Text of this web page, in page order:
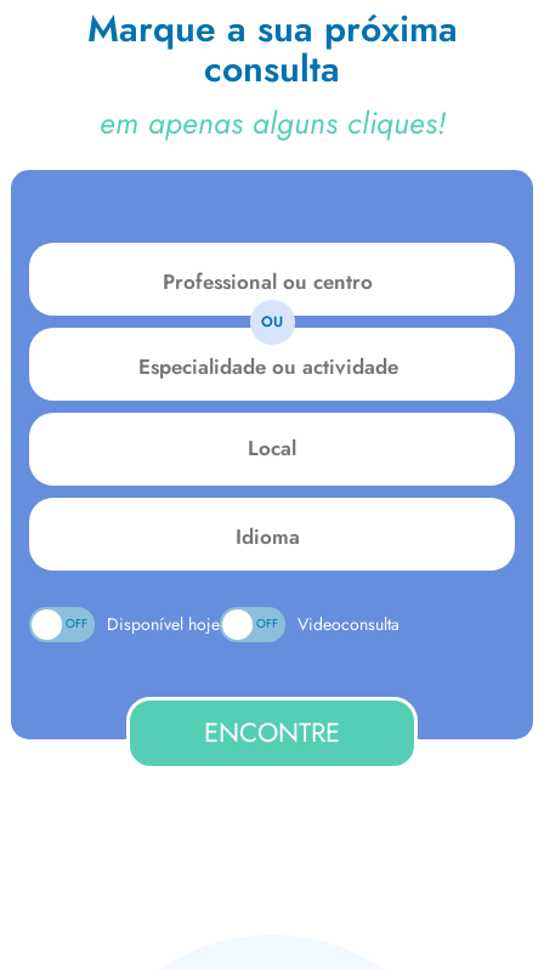
Marque a sua próxima
consulta
em apenas alguns cliques!
OU
Especialidade
actividade
Language:
OFF Disponível hoje
ON OFF Videoconsulta
ENCONTRE